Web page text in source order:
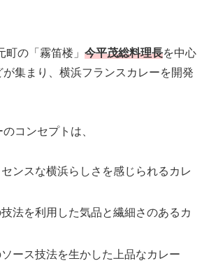
の「霧笛楼」 今平茂総料理長を中心
集まり、横浜フランスカレーを開発
コンセプトは、
ンスな横浜らしさを感じられるカレ
法を利用した気品と繊細さのあるカ
ース技法を生かした上品なカレー